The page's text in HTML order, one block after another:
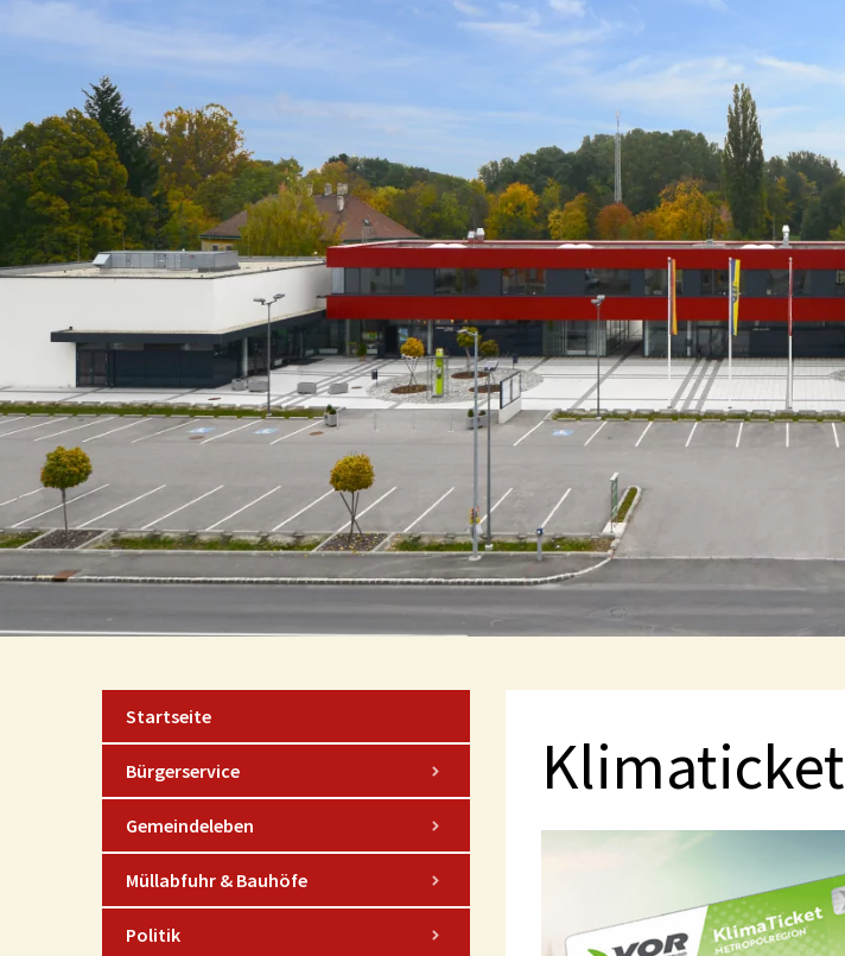
Startseite
Bürgerservice
Gemeindeleben
Müllabfuhr & Bauhöfe
Politik
Klimaticket